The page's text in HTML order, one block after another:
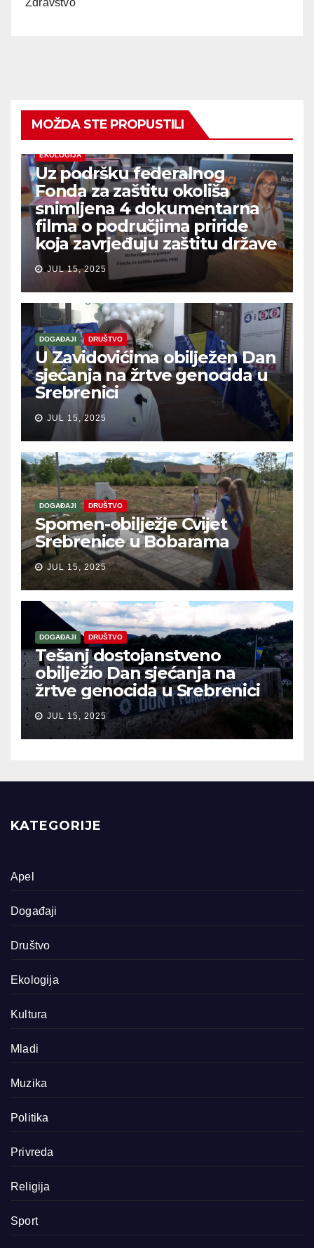
MOŽDA STE PROPUSTILI
EKOLOGIJA
Uz podršku federalnog
Fonda za zaštitu okoliša
snimljena 4 dokumentarna
filma o područjima priride
koja zavrjeđuju zaštitu države
JUL 15, 2025
DOGAĐAJI DRUŠTVO
U Zavidovićima obilježen Dan
sjećanja na žrtve genocida u
Srebrenici
JUL 15, 2025
DOGAĐAJI DRUŠTVO
Spomen-obilježje Cvijet
Srebrenice u Bobarama
JUL 15, 2025
DOGAĐAJI DRUŠTVO
Tešanj dostojanstveno
obilježio Dan sjećanja na
žrtve genocida u Srebrenici
JUL 15, 2025
KATEGORIJE
Apel
Događaji
Društvo
Ekologija
Kultura
Mladi
Muzika
Politika
Privreda
Religija
Sport